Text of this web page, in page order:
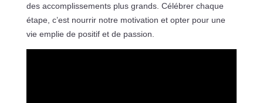
des accomplissements plus grands. Célébrer chaque
étape, c’est nourrir notre motivation et opter pour une
vie emplie de positif et de passion.